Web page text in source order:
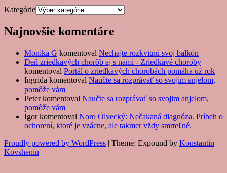
Kategórie
Najnovšie komentáre
Monika G komentoval Nechajte rozkvitnú svoj balkón
Deň zriedkavých chorôb aj s nami - Zriedkavé choroby
komentoval Portál o zriedkavých chorobách pomáha už rok
Ingrida komentoval Naučte sa rozprávať so svojim anjelom,
pomôže vám
Peterkomentoval Naučte sa rozprávať so svojim anjelom,
pomôže vám
Igorkomentoval Noro Ölvecký: Nečakaná diagnóza. Príbeh o
ochorení, ktoré je vzácne, ale takmer vždy smrteľné.
Proudly powered by WordPress | Theme: Expound by Konstantin
Kovshenin